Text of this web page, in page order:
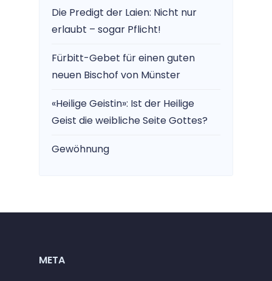
Die Predigt der Laien: Nicht nur
erlaubt – sogar Pflicht!
Fürbitt-Gebet für einen guten
neuen Bischof von Münster
«Heilige Geistin»: Ist der Heilige
Geist die weibliche Seite Gottes?
Gewöhnung
META